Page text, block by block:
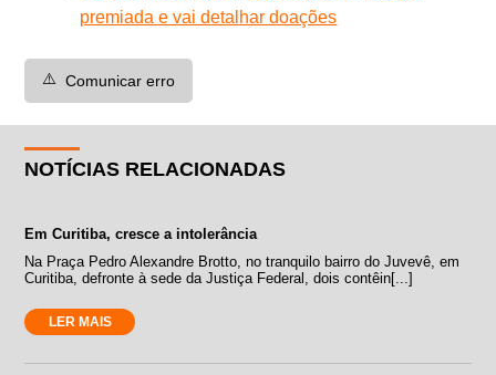
premiada e vai detalhar doações
⚠️ Comunicar erro
NOTÍCIAS RELACIONADAS
Em Curitiba, cresce a intolerância
Na Praça Pedro Alexandre Brotto, no tranquilo bairro do Juvevê, em
Curitiba, defronte à sede da Justiça Federal, dois contêin[...]
LER MAIS